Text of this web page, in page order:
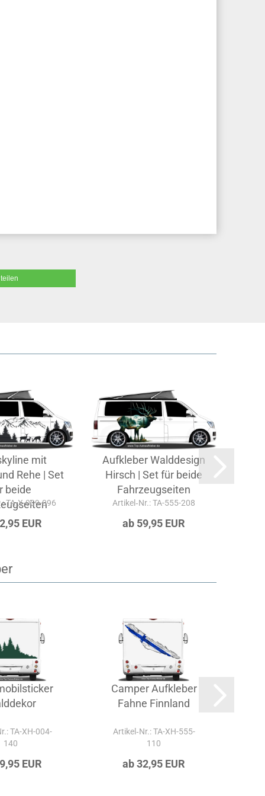
teilen
mit
Rehe | Set
beide
TA-X-009-096
EUR
Aufkleber Walddesign
Hirsch | Set für beide
Fahrzeugseiten
Artikel‑Nr.: TA-555-208
ab 59,95 EUR
TA-XH-004-
140
EUR
Camper Aufkleber
Fahne Finnland
Artikel‑Nr.: TA-XH-555-
110
ab 32,95 EUR